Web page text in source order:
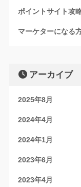
ポイントサイト攻
マーケターになる
アーカイブ
2025年8月
2024年4月
2024年1月
2023年6月
2023年4月